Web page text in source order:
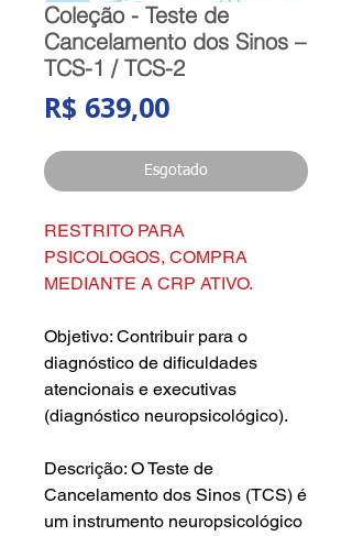
Coleção - Teste de
Cancelamento dos Sinos –
TCS-1 / TCS-2
R$ 639,00Preço
Esgotado
RESTRITO PARA
PSICOLOGOS, COMPRA
MEDIANTE A CRP ATIVO.
Objetivo: Contribuir para o
diagnóstico de dificuldades
atencionais e executivas
(diagnóstico neuropsicológico).
Descrição: O Teste de
Cancelamento dos Sinos (TCS) é
um instrumento neuropsicológico